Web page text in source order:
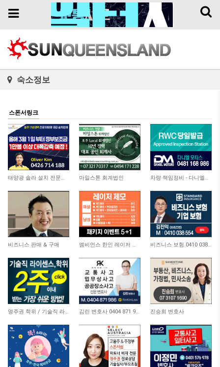
Toggle
Toggle
숙소정보
스폰서링크
11,383 태양광 솔라 설치 전문업체 4,520
마일스톤 회계법인 4,755 차량 책임정비 - 다니엘모터스
6,088
비즈니스 판매 & 구매 3,858 엠비언스 한인 레이저 클리닉 3,921 비즈니스 보험 0410 038 554
20,761 영주권 학위 / 기술직 라이센스 최소2주안에 받기! (요리, 페인팅, 용접, 차일드케어 등… 11,432 김린 변호사 0404 871 986 9,450
진승희 변호사